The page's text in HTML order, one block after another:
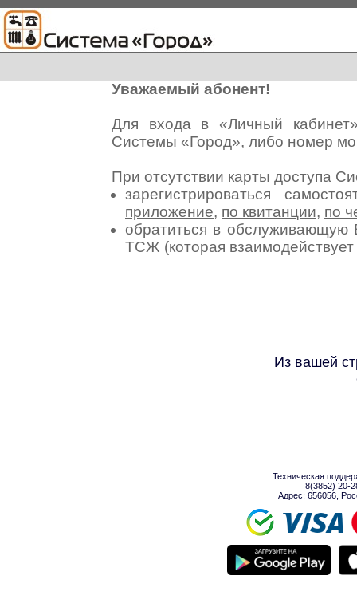
Уважаемый абонент!
Для входа в «Личный
Системы «Город», либо номер
При отсутствии карты доступа
зарегистрироваться
приложение, по квитанции, по
обратиться в
ТСЖ (которая
Из вашей
Техническая
8(3852) 20-
Адрес: 656056,